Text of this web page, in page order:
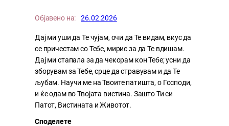
Објавено на: 26.02.2026
Дај ми уши да Те чујам, очи да Те видам, вкус да
се причестам со Тебе, мирис за да Те вдишам.
Дај ми стапала за да чекорам кон Тебе; усни да
зборувам за Тебе, срце да стравувам и да Те
љубам. Научи ме на Твоите патишта, о Господи,
и ќе одам во Твојата вистина. Зашто Ти си
Патот, Вистината и Животот.
Споделете